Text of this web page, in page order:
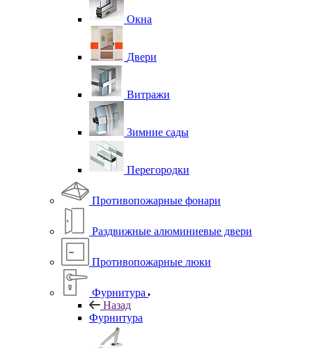
Окна
Двери
Витражи
Зимние сады
Перегородки
Противопожарные фонари
Раздвижные алюминиевые двери
Противопожарные люки
Фурнитура
Назад
Фурнитура